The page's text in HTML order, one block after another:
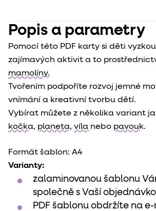
Popis a parametry
Pomocí této PDF karty si děti
zajímavých aktivit a to
mamolíny.
Tvořením podpoříte rozvoj jemné
vnímání a kreativní tvorbu dětí.
Vybírat můžete z několika variant
kočka, planeta, víla nebo pavouk.
Formát šablon: A4
Varianty:
zalaminovanou šablonu
společně s Vaší
PDF šablonu obdržíte na